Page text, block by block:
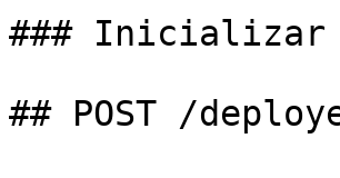
### Inicializar
## POST /